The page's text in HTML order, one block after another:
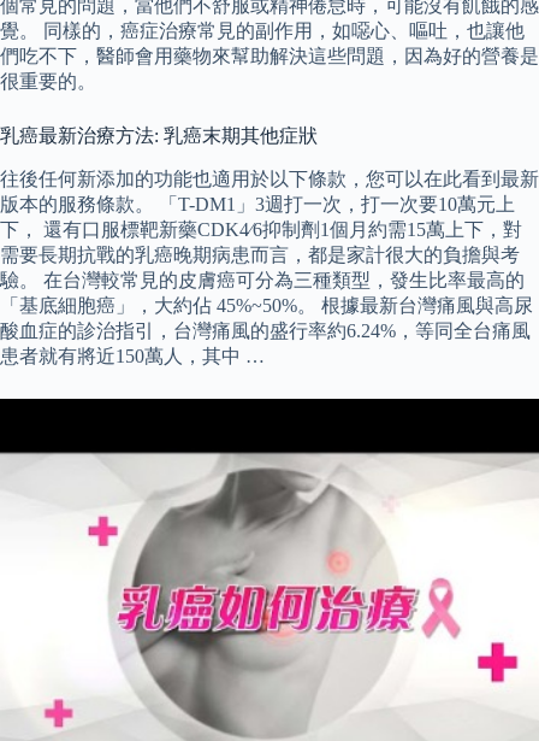
個常見的問題，當他們不舒服或精神倦怠時，可能沒有飢餓的感
覺。 同樣的，癌症治療常見的副作用，如噁心、嘔吐，也讓他
們吃不下，醫師會用藥物來幫助解決這些問題，因為好的營養是
很重要的。
乳癌最新治療方法: 乳癌末期其他症狀
往後任何新添加的功能也適用於以下條款，您可以在此看到最新
版本的服務條款。 「T-DM1」3週打一次，打一次要10萬元上
下， 還有口服標靶新藥CDK4∕6抑制劑1個月約需15萬上下，對
需要長期抗戰的乳癌晚期病患而言，都是家計很大的負擔與考
驗。 在台灣較常見的皮膚癌可分為三種類型，發生比率最高的
「基底細胞癌」，大約佔 45%~50%。 根據最新台灣痛風與高尿
酸血症的診治指引，台灣痛風的盛行率約6.24%，等同全台痛風
患者就有將近150萬人，其中 …